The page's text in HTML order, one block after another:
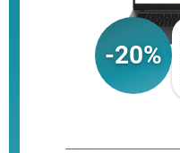
-20%